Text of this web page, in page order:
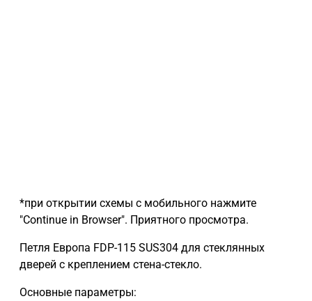
*при открытии схемы с мобильного нажмите
"Continue in Browser". Приятного просмотра.
Петля Европа FDP-115 SUS304 для стеклянных
дверей с креплением стена-стекло.
Основные параметры: